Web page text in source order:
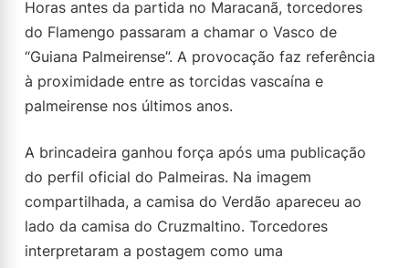
Horas antes da partida no Maracanã, torcedores
do Flamengo passaram a chamar o Vasco de
“Guiana Palmeirense”. A provocação faz referência
à proximidade entre as torcidas vascaína e
palmeirense nos últimos anos.
A brincadeira ganhou força após uma publicação
do perfil oficial do Palmeiras. Na imagem
compartilhada, a camisa do Verdão apareceu ao
lado da camisa do Cruzmaltino. Torcedores
interpretaram a postagem como uma